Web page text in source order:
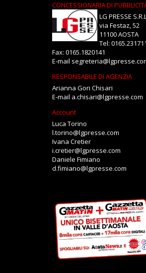
CONCESSIONARIA DI
LG PRESSE
via Festaz, 52
11100 AOSTA
Tel: 0165.231711
Fax: 0165.1820141
E-mail
RESPONSABILE DI AGENZIA
Arianna Gori Chisari
E-mail a.chisari@lgpresse.com
Account
Luca Torino
l.torino@lgpresse.com
Ivana Cretier
i.cretier@lgpresse.com
Daniele Fimiano
d.fimiano@lgpresse.com